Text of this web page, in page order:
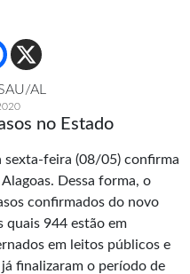
AL
no Estado
sexta-feira (08/05) confirma
Dessa forma, o
confirmados do novo
quais 944 estão em
em leitos públicos e
finalizaram o período de